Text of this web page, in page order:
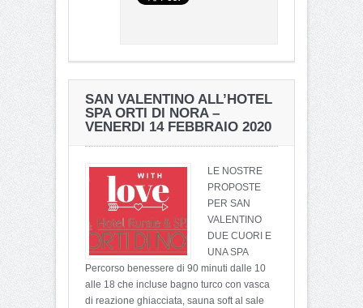
SAN VALENTINO ALL’HOTEL
SPA ORTI DI NORA –
VENERDI 14 FEBBRAIO 2020
LE NOSTRE
PROPOSTE
PER SAN
VALENTINO
DUE CUORI E
UNA SPA
Percorso benessere di 90 minuti dalle 10
alle 18 che incluse bagno turco con vasca
di reazione ghiacciata, sauna soft al sale